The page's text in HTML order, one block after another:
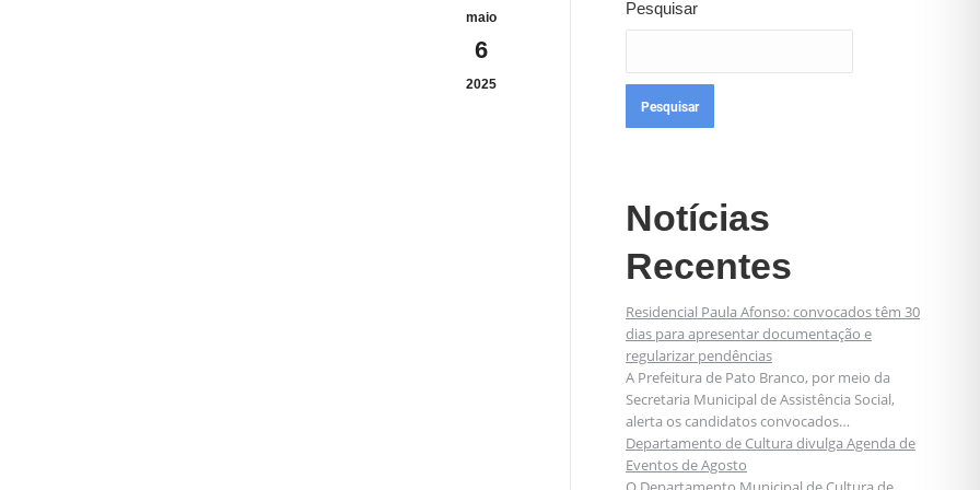
maio
6
2025
Pesquisar
Pesquisar
Notícias
Recentes
Residencial Paula Afonso: convocados têm 30
dias para apresentar documentação e
regularizar pendências
A Prefeitura de Pato Branco, por meio da
Secretaria Municipal de Assistência Social,
alerta os candidatos convocados…
Departamento de Cultura divulga Agenda de
Eventos de Agosto